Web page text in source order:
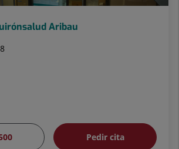
Aribau
Pedir cita